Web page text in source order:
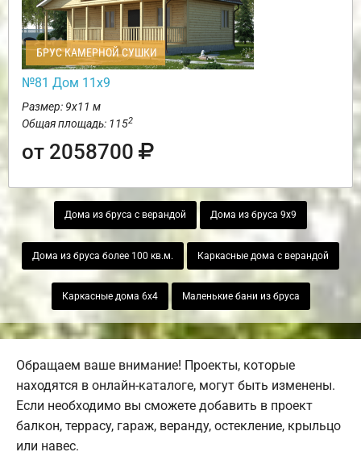
БРУС КАМЕРНОЙ СУШКИ
№81 Дом 11х9
Размер: 9х11 м
Общая площадь: 1152
от 2058700
Дома из бруса с верандой Дома из бруса 9х9
Дома из бруса более 100 кв.м. Каркасные дома с верандой
Каркасные дома 6х4 Маленькие бани из бруса
Обращаем ваше внимание! Проекты, которые
находятся в онлайн-каталоге, могут быть изменены.
Если необходимо вы сможете добавить в проект
балкон, террасу, гараж, веранду, остекление, крыльцо
или навес.